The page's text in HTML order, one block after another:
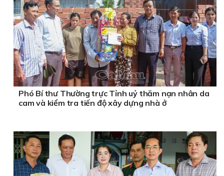
Phó Bí thư Thường trực Tỉnh uỷ thăm nạn nhân da
cam và kiểm tra tiến độ xây dựng nhà ở